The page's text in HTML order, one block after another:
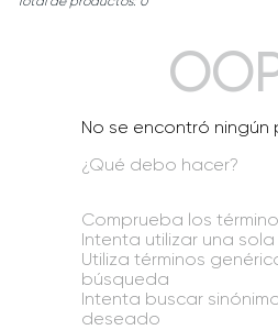
No se encontró
¿Qué debo hacer?
Comprueba los
Intenta utilizar una
Utiliza términos
búsqueda
Intenta buscar
deseado